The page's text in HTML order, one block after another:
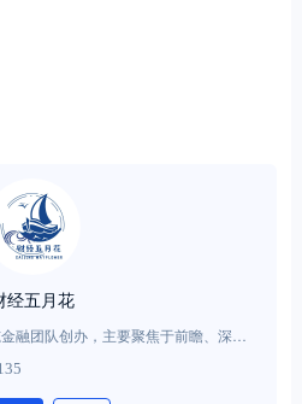
经五月花
融团队创办，主要聚焦于前瞻、深度
机构与金融市场报道。